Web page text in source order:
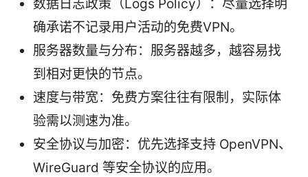
数据日志政策（Logs Policy）：尽量选择明
确承诺不记录用户活动的免费VPN。
服务器数量与分布：服务器越多，越容易找
到相对更快的节点。
速度与带宽：免费方案往往有限制，实际体
验需以测速为准。
安全协议与加密：优先选择支持 OpenVPN、
WireGuard 等安全协议的应用。